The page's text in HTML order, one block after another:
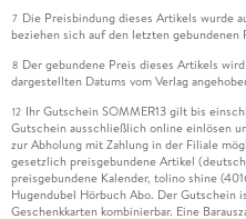
7 Die Preisbindung dieses Artikels wurde
beziehen sich auf den letzten gebundenen
8 Der gebundene Preis dieses Artikels
dargestellten Datums vom Verlag
12 Ihr Gutschein SOMMER13 gilt bis
Gutschein ausschließlich online einlösen
zur Abholung mit Zahlung in der Filiale
gesetzlich preisgebundene Artikel
preisgebundene Kalender, tolino shine
Hugendubel Hörbuch Abo. Der Gutschein
Geschenkkarten kombinierbar. Eine